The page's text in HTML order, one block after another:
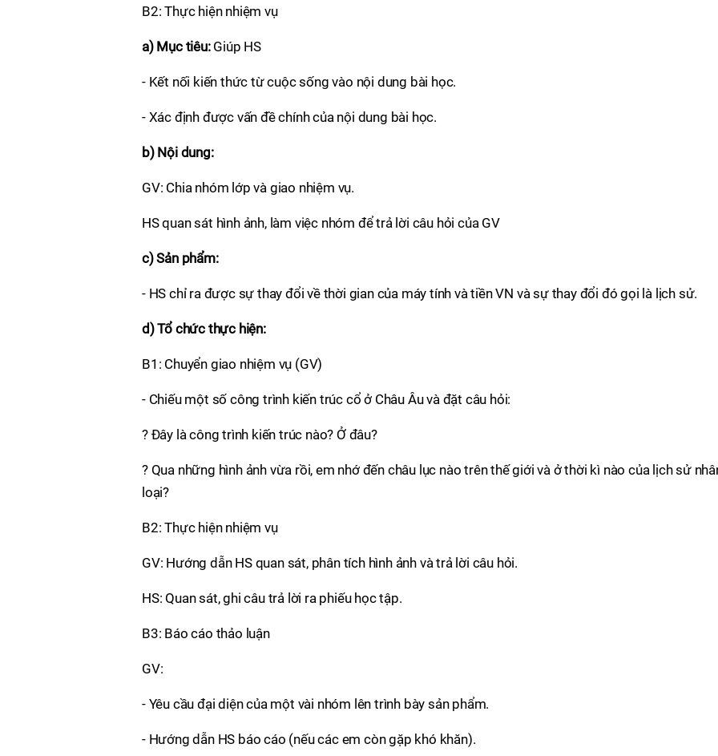
B2: Thực hiện nhiệm vụ
a) Mục tiêu: Giúp HS
- Kết nối kiến thức từ cuộc sống vào nội dung bài học.
- Xác định được vấn đề chính của nội dung bài học.
b) Nội dung:
GV: Chia nhóm lớp và giao nhiệm vụ.
HS quan sát hình ảnh, làm việc nhóm để trả lời câu hỏi của GV
c) Sản phẩm:
- HS chỉ ra được sự thay đổi về thời gian của máy tính và tiền VN và sự thay đổi đó gọi là lịch sử.
d) Tổ chức thực hiện:
B1: Chuyển giao nhiệm vụ (GV)
- Chiếu một số công trình kiến trúc cổ ở Châu Âu và đặt câu hỏi:
? Đây là công trình kiến trúc nào? Ở đâu?
? Qua những hình ảnh vừa rồi, em nhớ đến châu lục nào trên thế giới và ở thời kì nào của lịch sử
loại?
B2: Thực hiện nhiệm vụ
GV: Hướng dẫn HS quan sát, phân tích hình ảnh và trả lời câu hỏi.
HS: Quan sát, ghi câu trả lời ra phiếu học tập.
B3: Báo cáo thảo luận
GV:
- Yêu cầu đại diện của một vài nhóm lên trình bày sản phẩm.
- Hướng dẫn HS báo cáo (nếu các em còn gặp khó khăn).